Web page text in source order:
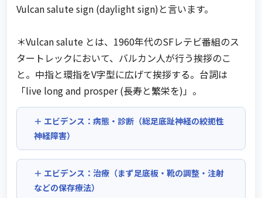
Vulcan salute sign (daylight sign)と言います。
＊Vulcan salute とは、1960年代のSFレテビ番組のス
タートレックにおいて、バルカン人が行う挨拶のこ
と。中指と環指をV字型に広げて挨拶する。台詞は
「live long and prosper (長寿と繁栄を)」。
エビデンス：病態・診断（総足底趾神経の絞扼性
神経障害）
エビデンス：治療（まず足底板・靴の調整・注射
などの保存療法）